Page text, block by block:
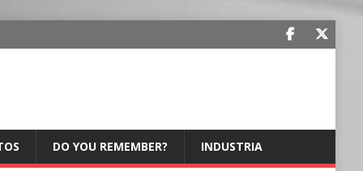
DO YOU REMEMBER? INDUSTRIA